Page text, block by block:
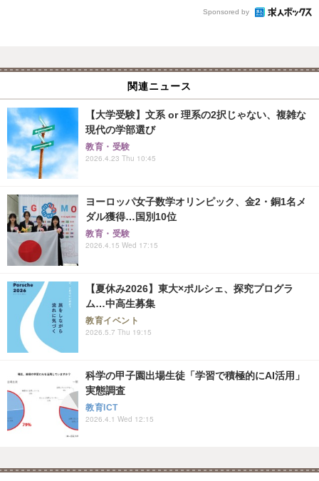
Sponsored by
関連ニュース
【大学受験】文系 or 理系の2択じゃない、複雑な
現代の学部選び
教育・受験
2026.4.23 Thu 10:45
ヨーロッパ女子数学オリンピック、金2・銅1名メ
ダル獲得…国別10位
教育・受験
2026.4.15 Wed 17:15
【夏休み2026】東大×ポルシェ、探究プログラ
ム…中高生募集
教育イベント
2026.5.7 Thu 19:15
科学の甲子園出場生徒「学習で積極的にAI活用」
実態調査
教育ICT
2026.4.1 Wed 12:15